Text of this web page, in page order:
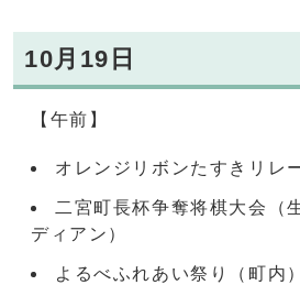
10月19日
【午前】
オレンジリボンたすきリレ
二宮町長杯争奪将棋大会（
ディアン）
よるべふれあい祭り（町内）